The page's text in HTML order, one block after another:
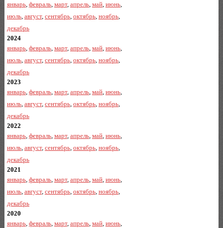
январь, февраль, март, апрель, май, июнь,
июль, август, сентябрь, октябрь, ноябрь,
декабрь
2024
январь, февраль, март, апрель, май, июнь,
июль, август, сентябрь, октябрь, ноябрь,
декабрь
2023
январь, февраль, март, апрель, май, июнь,
июль, август, сентябрь, октябрь, ноябрь,
декабрь
2022
январь, февраль, март, апрель, май, июнь,
июль, август, сентябрь, октябрь, ноябрь,
декабрь
2021
январь, февраль, март, апрель, май, июнь,
июль, август, сентябрь, октябрь, ноябрь,
декабрь
2020
январь, февраль, март, апрель, май, июнь,